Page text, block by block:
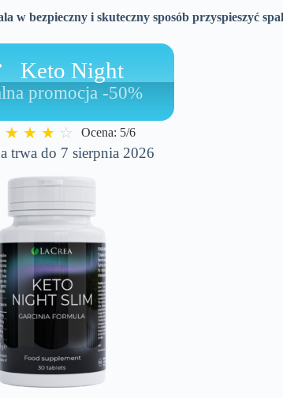
bezpieczny i skuteczny sposób przyspieszyć
Keto Night
promocja -50%
★ ★ ★ ☆ Ocena: 5/6
trwa do 7 sierpnia 2026